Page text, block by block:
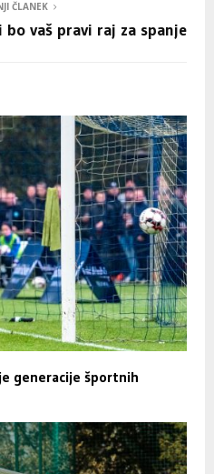
ČLANEK
vaš pravi raj za spanje
generacije športnih